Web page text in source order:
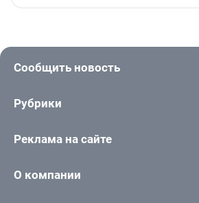
Сообщить новость
Рубрики
Реклама на сайте
О компании